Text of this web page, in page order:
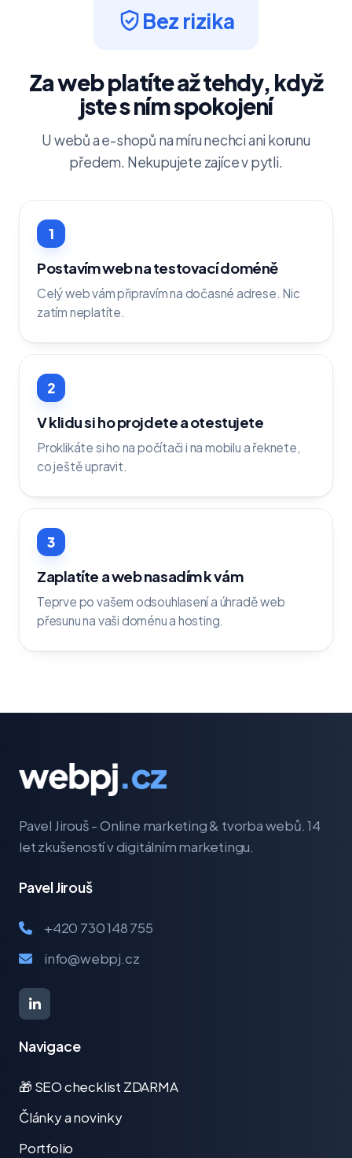
Bez rizika
Za web platíte až tehdy, když
jste s ním spokojení
U webů a e-shopů na míru nechci ani korunu
předem. Nekupujete zajíce v pytli.
1
Postavím web na testovací doméně
Celý web vám připravím na dočasné adrese. Nic
zatím neplatíte.
2
V klidu si ho projdete a otestujete
Proklikáte si ho na počítači i na mobilu a řeknete,
co ještě upravit.
3
Zaplatíte a web nasadím k vám
Teprve po vašem odsouhlasení a úhradě web
přesunu na vaši doménu a hosting.
Pavel Jirouš - Online marketing & tvorba webů. 14
let zkušeností v digitálním marketingu.
Pavel Jirouš
+420 730 148 755
info@webpj.cz
Navigace
🎁 SEO checklist ZDARMA
Články a novinky
Portfolio